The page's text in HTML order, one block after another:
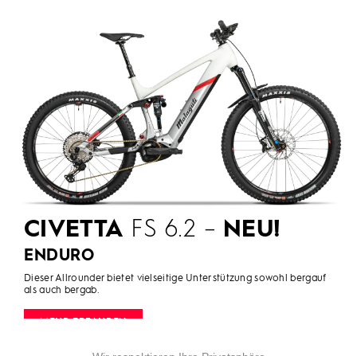
CIVETTA FS 6.2 – NEU!
ENDURO
Dieser Allrounder bietet vielseitige Unterstützung sowohl bergauf
als auch bergab.